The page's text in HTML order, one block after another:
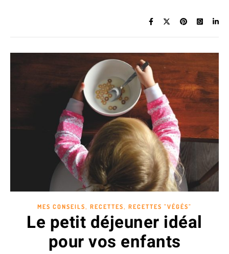
MES CONSEILS , RECETTES , RECETTES "VÉGÉS"
Le petit déjeuner idéal
pour vos enfants